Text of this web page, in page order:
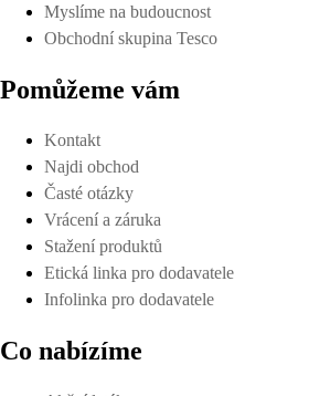
Myslíme na budoucnost
Obchodní skupina Tesco
Pomůžeme vám
Kontakt
Najdi obchod
Časté otázky
Vrácení a záruka
Stažení produktů
Etická linka pro dodavatele
Infolinka pro dodavatele
Co nabízíme